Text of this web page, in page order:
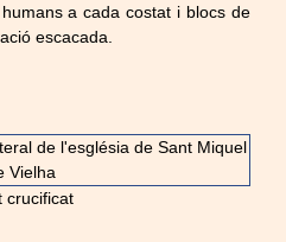
a cada costat i blocs de
escacada.
crucificat